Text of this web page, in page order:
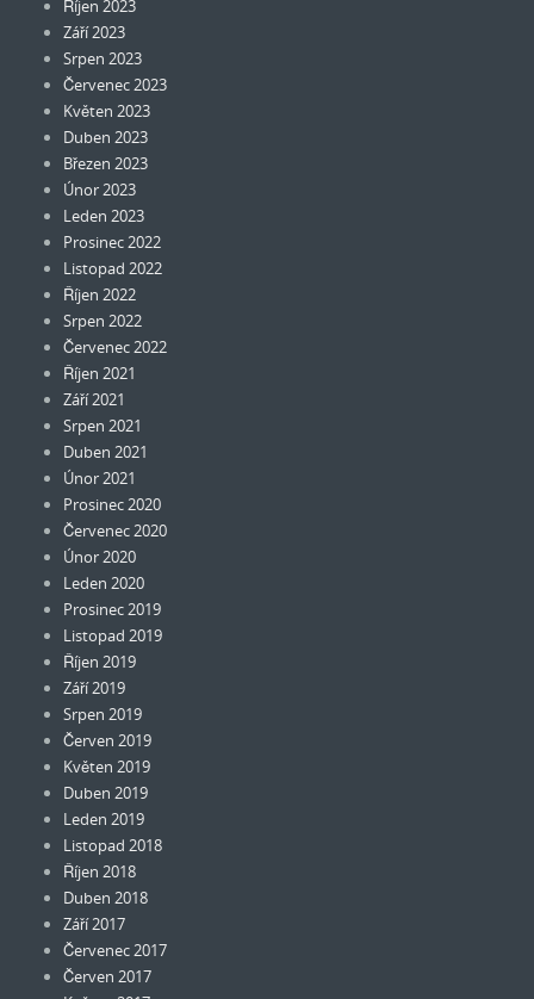
Říjen 2023
Září 2023
Srpen 2023
Červenec 2023
Květen 2023
Duben 2023
Březen 2023
Únor 2023
Leden 2023
Prosinec 2022
Listopad 2022
Říjen 2022
Srpen 2022
Červenec 2022
Říjen 2021
Září 2021
Srpen 2021
Duben 2021
Únor 2021
Prosinec 2020
Červenec 2020
Únor 2020
Leden 2020
Prosinec 2019
Listopad 2019
Říjen 2019
Září 2019
Srpen 2019
Červen 2019
Květen 2019
Duben 2019
Leden 2019
Listopad 2018
Říjen 2018
Duben 2018
Září 2017
Červenec 2017
Červen 2017